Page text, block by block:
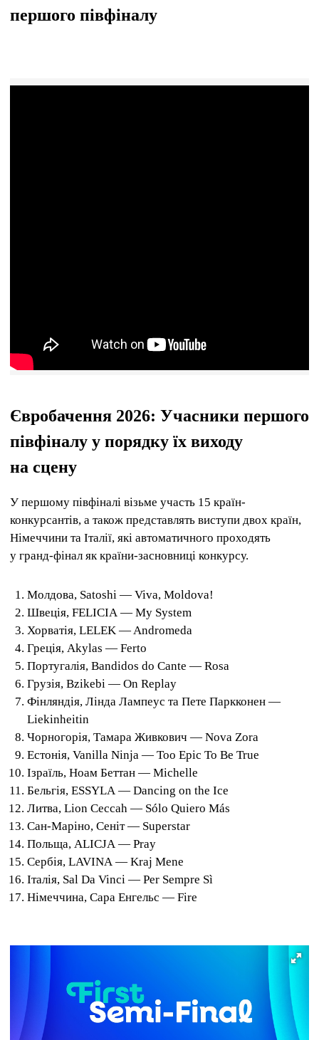
першого півфіналу
Євробачення 2026: Учасники першого
півфіналу у порядку їх виходу
на сцену
У першому півфіналі візьме участь 15 країн-
конкурсантів, а також представлять виступи двох країн,
Німеччини та Італії, які автоматичного проходять
у гранд-фінал як країни-засновниці конкурсу.
Молдова, Satoshi — Viva, Moldova!
Швеція, FELICIA — My System
Хорватія, LELEK — Andromeda
Греція, Akylas — Ferto
Португалія, Bandidos do Cante — Rosa
Грузія, Bzikebi — On Replay
Фінляндія, Лінда Лампеус та Пете Паркконен —
Liekinheitin
Чорногорія, Тамара Живкович — Nova Zora
Естонія, Vanilla Ninja — Too Epic To Be True
Ізраїль, Ноам Беттан — Michelle
Бельгія, ESSYLA — Dancing on the Ice
Литва, Lion Ceccah — Sólo Quiero Más
Сан-Маріно, Сеніт — Superstar
Польща, ALICJA — Pray
Сербія, LAVINA — Kraj Mene
Італія, Sal Da Vinci — Per Sempre Sì
Німеччина, Сара Енгельс — Fire